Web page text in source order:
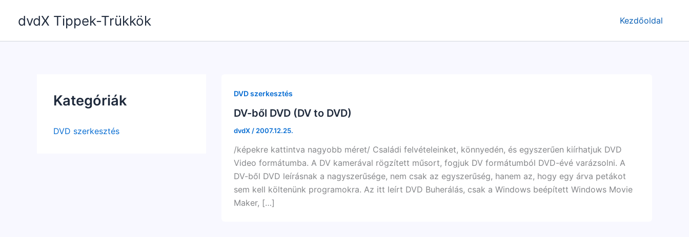
dvdX Tippek-Trükkök Kezdőoldal
Kategóriák
DVD szerkesztés
DVD szerkesztés
DV-ből DVD (DV to DVD)
dvdX / 2007.12.25.
/képekre kattintva nagyobb méret/ Családi felvételeinket, könnyedén, és egyszerűen kiírhatjuk DVD
Video formátumba. A DV kamerával rögzített műsort, fogjuk DV formátumból DVD-évé varázsolni. A
DV-ből DVD leírásnak a nagyszerűsége, nem csak az egyszerűség, hanem az, hogy egy árva petákot
sem kell költenünk programokra. Az itt leírt DVD Buherálás, csak a Windows beépített Windows Movie
Maker, […]